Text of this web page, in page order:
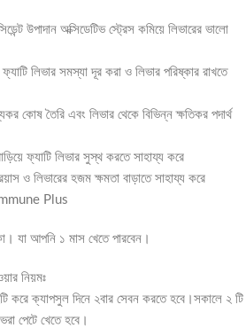
উপাদান অক্সিডেটিভ স্ট্রেস কমিয়ে লিভারের ভালো
লিভার সমস্যা দূর করা ও লিভার পরিষ্কার রাখতে
কোষ তৈরি এবং লিভার থেকে বিভিন্ন ক্ষতিকর পদার্থ
ফ্যাটি লিভার সুস্থ করতে সাহায্য করে
ও লিভারের হজম ক্ষমতা বাড়াতে সাহায্য করে
Plus
যা আপনি ১ মাস খেতে পারবেন।
নিয়মঃ
করে ক্যাপসুল দিনে ২বার সেবন করতে হবে।সকালে ২ টি
পেটে খেতে হবে।